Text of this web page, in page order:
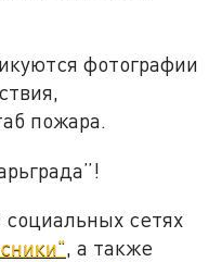
фотографии
пожара.
сетях
, а также